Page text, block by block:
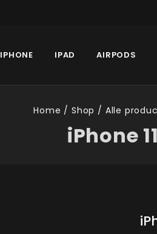
IPHONE IPAD AIRPODS
Home / Shop / Alle
iPhone